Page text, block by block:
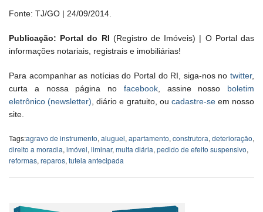
Fonte: TJ/GO | 24/09/2014.
Publicação: Portal do RI (Registro de Imóveis) | O Portal das
informações notariais, registrais e imobiliárias!
Para acompanhar as notícias do Portal do RI, siga-nos no twitter,
curta a nossa página no facebook, assine nosso boletim
eletrônico (newsletter) , diário e gratuito, ou cadastre-seem nosso
site.
Tags:agravo de instrumento, aluguel, apartamento, construtora, deterioração,
direito a moradia, imóvel, liminar, multa diária, pedido de efeito suspensivo,
reformas, reparos, tutela antecipada